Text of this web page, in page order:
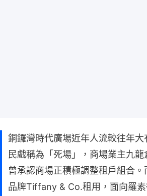
銅鑼灣時代廣場近年人流較往年
民戲稱為「死場」，商場業主九
曾承認商場正積極調整租戶組合
品牌Tiffany & Co.租用，面向羅